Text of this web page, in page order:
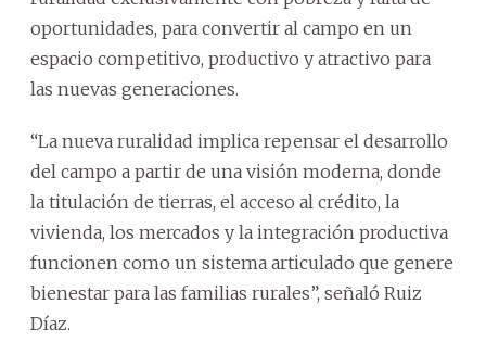
oportunidades, para convertir al campo en un
espacio competitivo, productivo y atractivo para
las nuevas generaciones.
“La nueva ruralidad implica repensar el desarrollo
del campo a partir de una visión moderna, donde
la titulación de tierras, el acceso al crédito, la
vivienda, los mercados y la integración productiva
funcionen como un sistema articulado que genere
bienestar para las familias rurales”, señaló Ruiz
Díaz.